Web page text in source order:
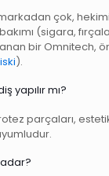
çok,
(sigara,
bir Omnitech,
).
yapılır mı?
parçaları,